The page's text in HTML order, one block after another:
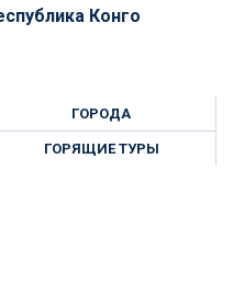
Конго
ГОРОДА
ГОРЯЩИЕ ТУРЫ